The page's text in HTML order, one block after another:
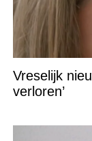
Vreselijk
verloren’